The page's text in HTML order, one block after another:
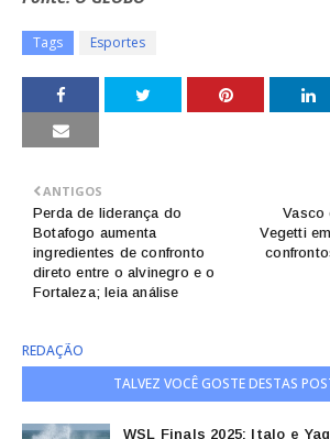
Tags Esportes
Vasco
Vegetti
ANTIGOS
Perda de liderança do
Botafogo aumenta
ingredientes de confronto
direto entre o alvinegro e o
Fortaleza; leia análise
REDAÇÃO
TALVEZ VOCÊ GOSTE DESTAS
WSL Finals 2025: Italo e